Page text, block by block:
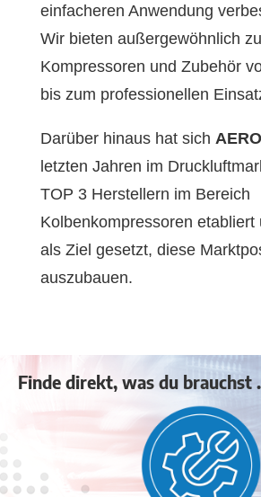
einfacheren Anwendung
Wir bieten außergewöhnlich
Kompressoren und Zubehör
bis zum professionellen
Darüber hinaus hat sich
letzten Jahren im
TOP 3 Herstellern im Bereich
Kolbenkompressoren etabliert
als Ziel gesetzt, diese
auszubauen.
Finde direkt, was du brauchst